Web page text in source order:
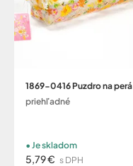
1869-0416 Puzdro na perá
priehľadné
5,79 € s DPH
Je skladom